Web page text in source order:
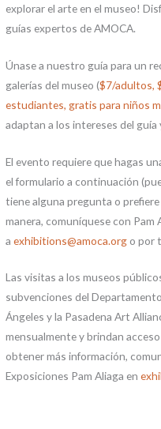
explorar el arte en el museo!
guías expertos de AMOCA.
Únase a nuestro guía para un
galerías del museo ($7/adultos,
estudiantes, gratis para niños
adaptan a los intereses del
El evento requiere que hagas
el formulario a continuación
tiene alguna pregunta o
manera, comuníquese con
aexhibitions@amoca.org o por
Las visitas a los museos
subvenciones del
Ángeles y la Pasadena Art
mensualmente y brindan
obtener más información,
Exposiciones Pam Aliaga en